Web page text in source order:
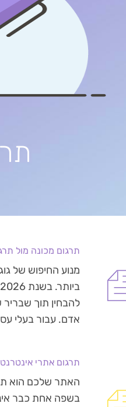
תרגום מכונה מול
מנוע החיפוש של
להבחין תוך שבריר
אדם. עבור בעלי
תרגום אתרי
בשפה אחת כבר